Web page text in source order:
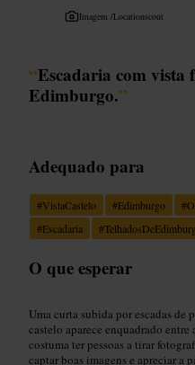
Imagem /Locationscout
“Escadaria com vista
Edimburgo.”
Adequado para
#VistaCastelo #Edimburgo #
#Escadaria #
O que esperar
Uma curta subida por escadas de
castelo aparece enquadrado entre
costuma ter pessoas a tirar
captar boas imagens e apreciar a